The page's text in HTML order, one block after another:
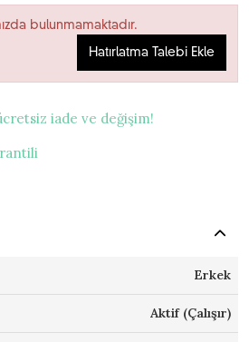
bulunmamaktadır.
Hatırlatma Talebi Ekle
iade ve değişim!
Erkek
Aktif (Çalışır)